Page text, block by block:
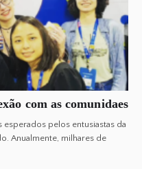
com as comunidaes
esperados pelos entusiastas da
Anualmente, milhares de